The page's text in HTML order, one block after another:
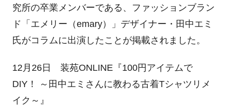
究所の卒業メンバーである、ファッションブラン
ド「エメリー（emary）」デザイナー・田中エミ
氏がコラムに出演したことが掲載されました。
12月26日 装苑ONLINE『100円アイテムで
DIY！ ～田中エミさんに教わる古着Tシャツリメ
イク～』